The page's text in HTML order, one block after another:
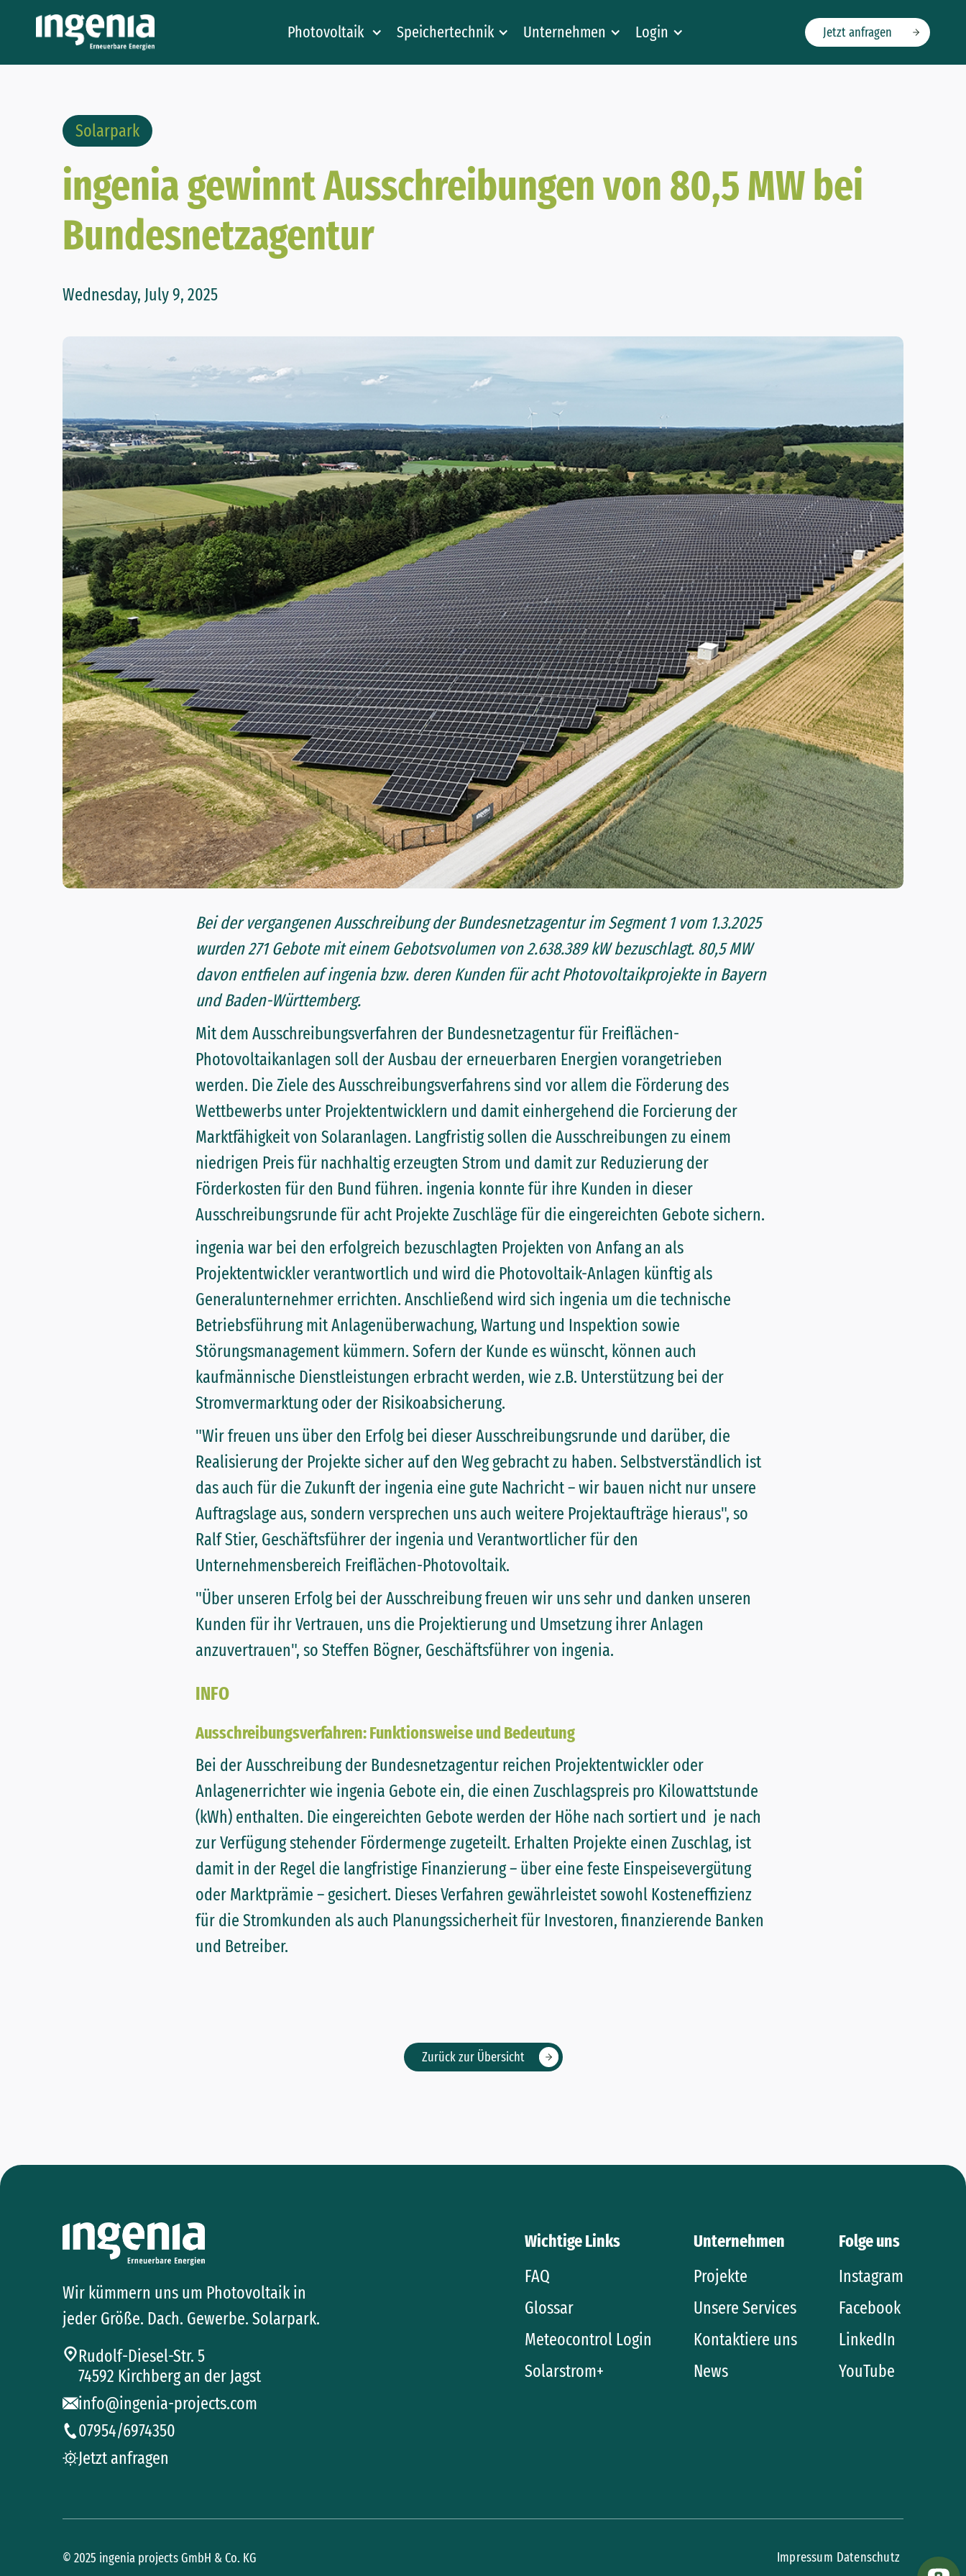
Photovoltaik Speichertechnik Unternehmen Login Jetzt anfragen
Solarpark
ingenia gewinnt Ausschreibungen von 80,5 MW bei
Bundesnetzagentur
Wednesday, July 9, 2025
Bei der vergangenen Ausschreibung der Bundesnetzagentur im Segment 1 vom 1.3.2025
wurden 271 Gebote mit einem Gebotsvolumen von 2.638.389 kW bezuschlagt. 80,5 MW
davon entfielen auf ingenia bzw. deren Kunden für acht Photovoltaikprojekte in Bayern
und Baden-Württemberg.
Mit dem Ausschreibungsverfahren der Bundesnetzagentur für Freiflächen-
Photovoltaikanlagen soll der Ausbau der erneuerbaren Energien vorangetrieben
werden. Die Ziele des Ausschreibungsverfahrens sind vor allem die Förderung des
Wettbewerbs unter Projektentwicklern und damit einhergehend die Forcierung der
Marktfähigkeit von Solaranlagen. Langfristig sollen die Ausschreibungen zu einem
niedrigen Preis für nachhaltig erzeugten Strom und damit zur Reduzierung der
Förderkosten für den Bund führen. ingenia konnte für ihre Kunden in dieser
Ausschreibungsrunde für acht Projekte Zuschläge für die eingereichten Gebote sichern.
ingenia war bei den erfolgreich bezuschlagten Projekten von Anfang an als
Projektentwickler verantwortlich und wird die Photovoltaik-Anlagen künftig als
Generalunternehmer errichten. Anschließend wird sich ingenia um die technische
Betriebsführung mit Anlagenüberwachung, Wartung und Inspektion sowie
Störungsmanagement kümmern. Sofern der Kunde es wünscht, können auch
kaufmännische Dienstleistungen erbracht werden, wie z.B. Unterstützung bei der
Stromvermarktung oder der Risikoabsicherung.
"Wir freuen uns über den Erfolg bei dieser Ausschreibungsrunde und darüber, die
Realisierung der Projekte sicher auf den Weg gebracht zu haben. Selbstverständlich ist
das auch für die Zukunft der ingenia eine gute Nachricht – wir bauen nicht nur unsere
Auftragslage aus, sondern versprechen uns auch weitere Projektaufträge hieraus", so
Ralf Stier, Geschäftsführer der ingenia und Verantwortlicher für den
Unternehmensbereich Freiflächen-Photovoltaik.
"Über unseren Erfolg bei der Ausschreibung freuen wir uns sehr und danken unseren
Kunden für ihr Vertrauen, uns die Projektierung und Umsetzung ihrer Anlagen
anzuvertrauen", so Steffen Bögner, Geschäftsführer von ingenia.
INFO
Ausschreibungsverfahren: Funktionsweise und Bedeutung
Bei der Ausschreibung der Bundesnetzagentur reichen Projektentwickler oder
Anlagenerrichter wie ingenia Gebote ein, die einen Zuschlagspreis pro Kilowattstunde
(kWh) enthalten. Die eingereichten Gebote werden der Höhe nach sortiert und je nach
zur Verfügung stehender Fördermenge zugeteilt. Erhalten Projekte einen Zuschlag, ist
damit in der Regel die langfristige Finanzierung – über eine feste Einspeisevergütung
oder Marktprämie – gesichert. Dieses Verfahren gewährleistet sowohl Kosteneffizienz
für die Stromkunden als auch Planungssicherheit für Investoren, finanzierende Banken
und Betreiber.
Zurück zur Übersicht
Wir kümmern uns um Photovoltaik in
jeder Größe. Dach. Gewerbe. Solarpark.
Rudolf-Diesel-Str. 5
74592 Kirchberg an der Jagst
info@ingenia-projects.com
07954/6974350
Jetzt anfragen
Wichtige Links
FAQ
Glossar
Meteocontrol Login
Solarstrom+
Unternehmen
Projekte
Unsere Services
Kontaktiere uns
News
Folge uns
Instagram
Facebook
LinkedIn
YouTube
© 2025 ingenia projects GmbH & Co. KG Impressum Datenschutz